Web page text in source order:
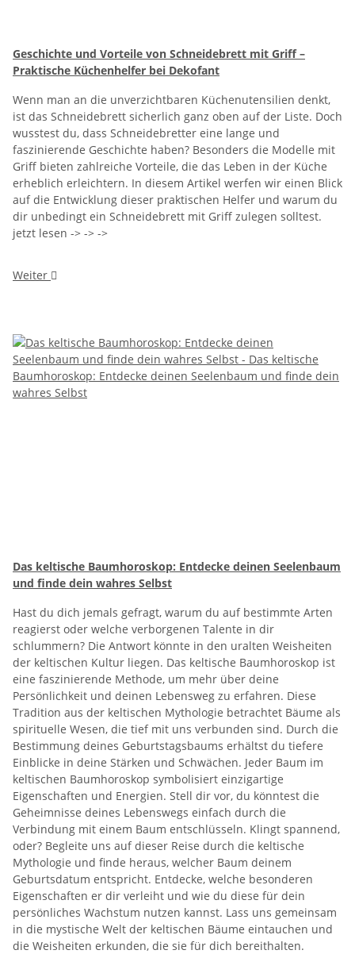
Geschichte und Vorteile von Schneidebrett mit Griff –
Praktische Küchenhelfer bei Dekofant
Wenn man an die unverzichtbaren Küchenutensilien denkt,
ist das Schneidebrett sicherlich ganz oben auf der Liste. Doch
wusstest du, dass Schneidebretter eine lange und
faszinierende Geschichte haben? Besonders die Modelle mit
Griff bieten zahlreiche Vorteile, die das Leben in der Küche
erheblich erleichtern. In diesem Artikel werfen wir einen Blick
auf die Entwicklung dieser praktischen Helfer und warum du
dir unbedingt ein Schneidebrett mit Griff zulegen solltest.
jetzt lesen -> -> ->
Weiter
Das keltische Baumhoroskop: Entdecke deinen Seelenbaum
und finde dein wahres Selbst
Hast du dich jemals gefragt, warum du auf bestimmte Arten
reagierst oder welche verborgenen Talente in dir
schlummern? Die Antwort könnte in den uralten Weisheiten
der keltischen Kultur liegen. Das keltische Baumhoroskop ist
eine faszinierende Methode, um mehr über deine
Persönlichkeit und deinen Lebensweg zu erfahren. Diese
Tradition aus der keltischen Mythologie betrachtet Bäume als
spirituelle Wesen, die tief mit uns verbunden sind. Durch die
Bestimmung deines Geburtstagsbaums erhältst du tiefere
Einblicke in deine Stärken und Schwächen. Jeder Baum im
keltischen Baumhoroskop symbolisiert einzigartige
Eigenschaften und Energien. Stell dir vor, du könntest die
Geheimnisse deines Lebenswegs einfach durch die
Verbindung mit einem Baum entschlüsseln. Klingt spannend,
oder? Begleite uns auf dieser Reise durch die keltische
Mythologie und finde heraus, welcher Baum deinem
Geburtsdatum entspricht. Entdecke, welche besonderen
Eigenschaften er dir verleiht und wie du diese für dein
persönliches Wachstum nutzen kannst. Lass uns gemeinsam
in die mystische Welt der keltischen Bäume eintauchen und
die Weisheiten erkunden, die sie für dich bereithalten.